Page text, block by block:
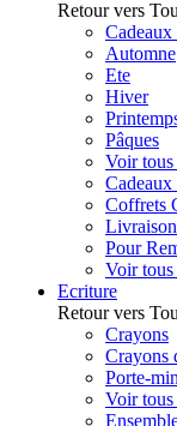
Retour vers
Cadeaux
Automne
Ete
Hiver
Pâques
Voir tous
Coffrets
Pour
Voir tous
Ecriture
Retour vers
Crayons
Crayons
Porte-
Voir tous